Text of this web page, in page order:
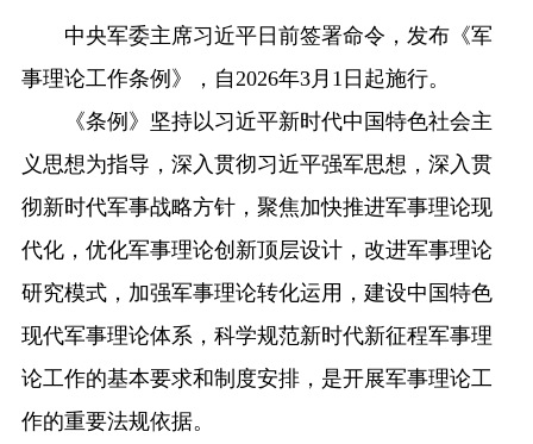
中央军委主席习近平日前签署命令，发布《军
事理论工作条例》，自2026年3月1日起施行。
《条例》坚持以习近平新时代中国特色社会主
义思想为指导，深入贯彻习近平强军思想，深入贯
彻新时代军事战略方针，聚焦加快推进军事理论现
代化，优化军事理论创新顶层设计，改进军事理论
研究模式，加强军事理论转化运用，建设中国特色
现代军事理论体系，科学规范新时代新征程军事理
论工作的基本要求和制度安排，是开展军事理论工
作的重要法规依据。